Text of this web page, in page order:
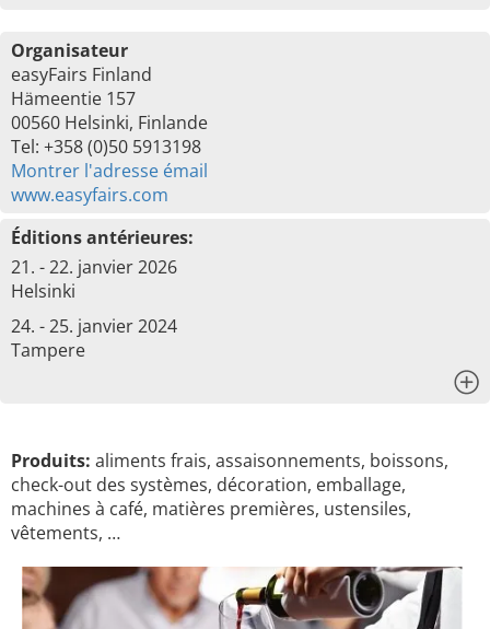
Organisateur
easyFairs Finland
Hämeentie 157
00560 Helsinki, Finlande
Tel: +358 (0)50 5913198
Montrer l'adresse émail
www.easyfairs.com
Éditions antérieures:
21. - 22. janvier 2026
Helsinki
24. - 25. janvier 2024
Tampere
Produits: aliments frais, assaisonnements, boissons,
check-out des systèmes, décoration, emballage,
machines à café, matières premières, ustensiles,
vêtements, …